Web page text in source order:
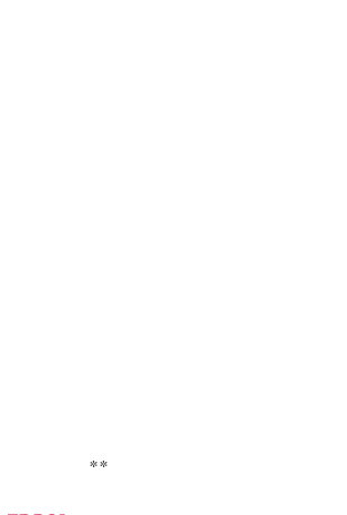
**